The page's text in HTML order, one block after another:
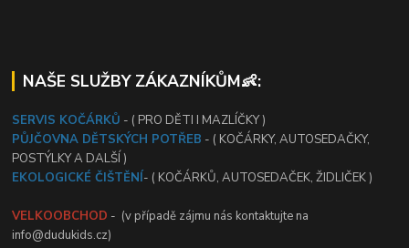
NAŠE SLUŽBY ZÁKAZNÍKŮM👶:
SERVIS KOČÁRKŮ - ( PRO DĚTI I MAZLÍČKY )
PŮJČOVNA DĚTSKÝCH POTŘEB - ( KOČÁRKY, AUTOSEDAČKY,
POSTÝLKY A DALŠÍ )
EKOLOGICKÉ ČIŠTĚNÍ- ( KOČÁRKŮ, AUTOSEDAČEK, ŽIDLIČEK )
VELKOOBCHOD - (v případě zájmu nás kontaktujte na
info@dudukids.cz)